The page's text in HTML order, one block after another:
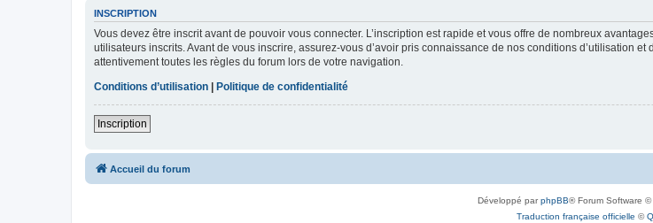
INSCRIPTION
Vous devez être inscrit avant de pouvoir vous connecter. L’inscription est rapide et vous offre de nombreux
utilisateurs inscrits. Avant de vous inscrire, assurez-vous d’avoir pris connaissance de nos conditions d’utilisation
attentivement toutes les règles du forum lors de votre navigation.
Conditions d’utilisation
Politique de confidentialité
Inscription
Accueil du forum
Développé parphpBB® Forum Software ©
Traduction française officielle ©